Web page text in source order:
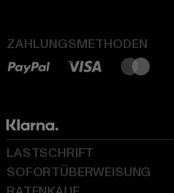
ZAHLUNGSMETHODEN
LASTSCHRIFT
SOFORTÜBERWEISUNG